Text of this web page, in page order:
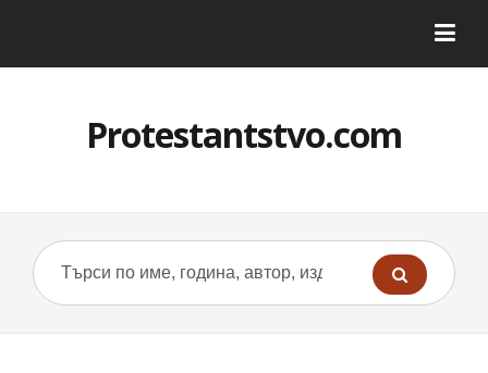
Protestantstvo.com